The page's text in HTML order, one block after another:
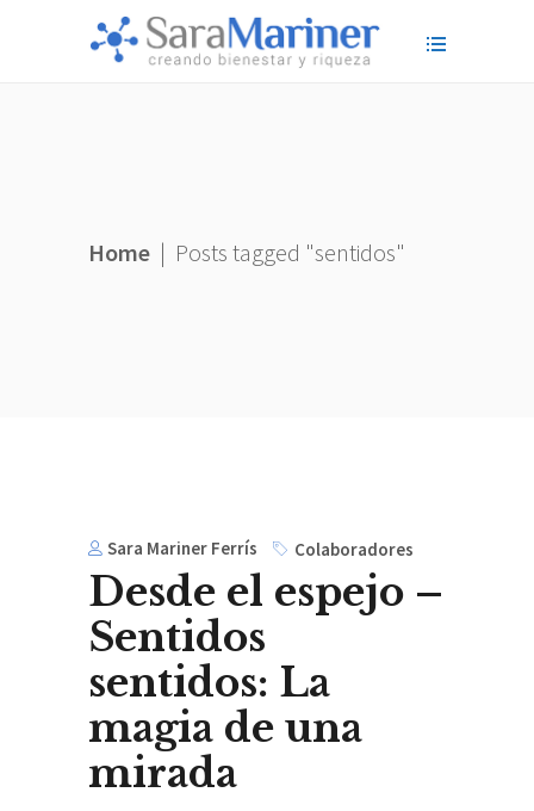
Home | Posts tagged "sentidos"
Sara Mariner Ferrís Colaboradores
Desde el espejo –
Sentidos
sentidos: La
magia de una
mirada